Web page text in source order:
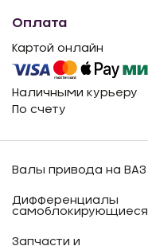
Оплата
Картой онлайн
Наличными курьеру
По счету
Валы привода на ВАЗ
Дифференциалы
самоблокирующиеся
Запчасти и